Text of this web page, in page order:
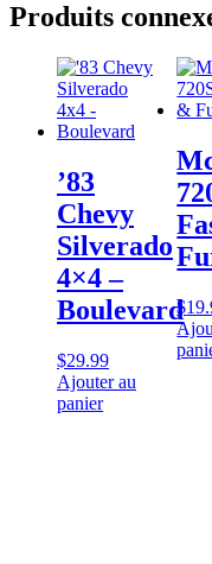
Produits
’83
Chevy
Silverado
4×4 –
Boulevard
$29.99
Ajouter au
panier
$